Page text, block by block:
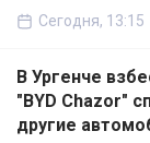
Сегодня, 13:15
В Ургенче
"BYD Chazor"
другие